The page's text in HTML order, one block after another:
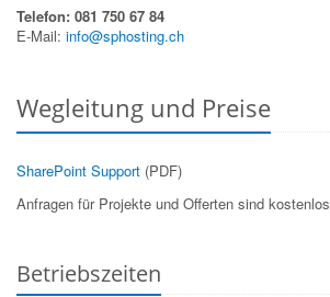
Telefon: 081 750 67 84
E-Mail: info@sphosting.ch
Wegleitung und Preise
SharePoint Support (PDF)
Anfragen für Projekte und Offerten sind kostenlos
Betriebszeiten